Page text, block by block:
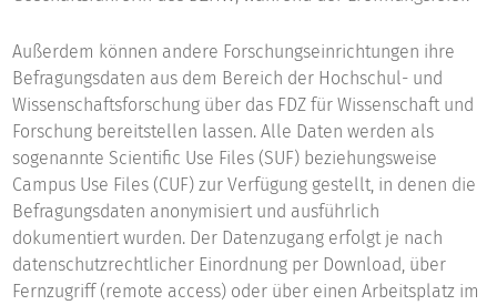
Außerdem können andere Forschungseinrichtungen ihre
Befragungsdaten aus dem Bereich der Hochschul- und
Wissenschaftsforschung über das FDZ für Wissenschaft und
Forschung bereitstellen lassen. Alle Daten werden als
sogenannte Scientific Use Files (SUF) beziehungsweise
Campus Use Files (CUF) zur Verfügung gestellt, in denen die
Befragungsdaten anonymisiert und ausführlich
dokumentiert wurden. Der Datenzugang erfolgt je nach
datenschutzrechtlicher Einordnung per Download, über
Fernzugriff (remote access) oder über einen Arbeitsplatz im